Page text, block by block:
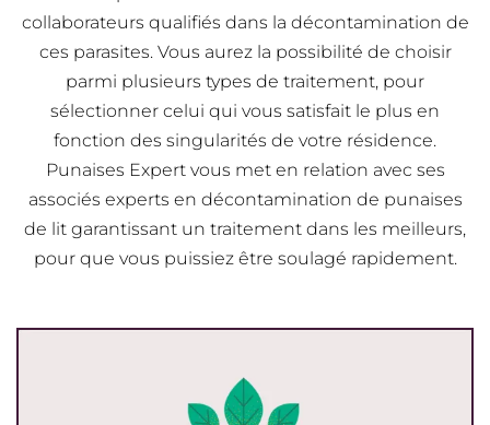
collaborateurs qualifiés dans la décontamination de
ces parasites. Vous aurez la possibilité de choisir
parmi plusieurs types de traitement, pour
sélectionner celui qui vous satisfait le plus en
fonction des singularités de votre résidence.
Punaises Expert vous met en relation avec ses
associés experts en décontamination de punaises
de lit garantissant un traitement dans les meilleurs,
pour que vous puissiez être soulagé rapidement.